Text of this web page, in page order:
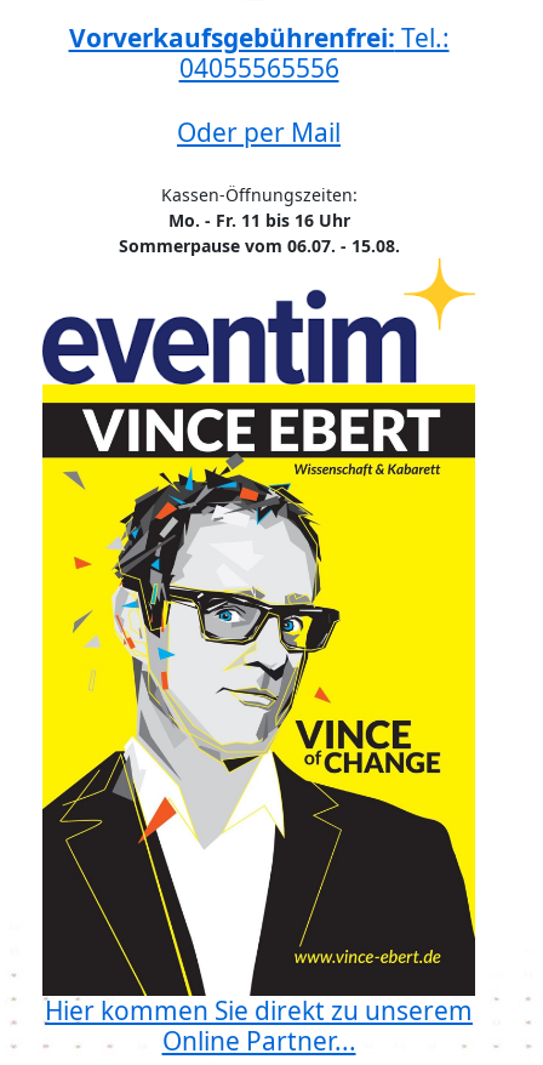
Vorverkaufsgebührenfrei: Tel.:
04055565556
Oder per Mail
Kassen-Öffnungszeiten:
Mo. - Fr. 11 bis 16 Uhr
Sommerpause vom 06.07. - 15.08.
Hier kommen Sie direkt zu unserem
Online Partner...